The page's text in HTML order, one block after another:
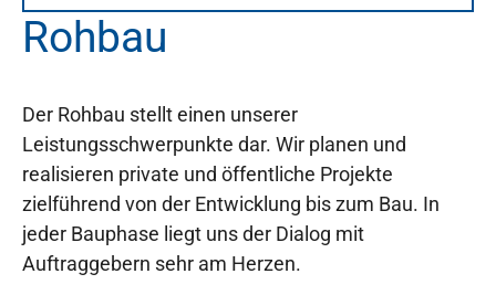
Rohbau
Der Rohbau stellt einen unserer
Leistungsschwerpunkte dar. Wir planen und
realisieren private und öffentliche Projekte
zielführend von der Entwicklung bis zum Bau. In
jeder Bauphase liegt uns der Dialog mit
Auftraggebern sehr am Herzen.